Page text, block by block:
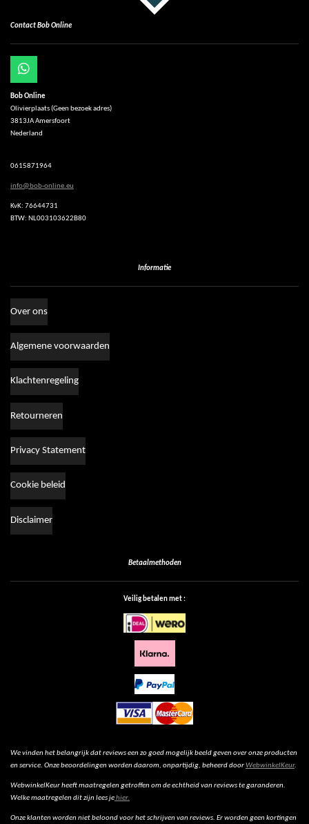
Contact Bob Online
W
h
a
t
s
A
p
Bob Online
Olivierplaats (Geen bezoek adres)
3813JA Amersfoort
Nederland
0615871964
info@bob-online.eu
KvK: 76644731
BTW: NL003103622B80
Informatie
Over ons
Algemene voorwaarden
Klachtenregeling
Retourneren
Privacy Statement
Cookie beleid
Disclaimer
Betaalmethoden
Veilig betalen met :
We vinden het belangrijk dat reviews een zo goed mogelijk beeld geven over onze producten
en service. Onze beoordelingen worden daarom, onpartijdig, beheerd doorWebwinkelKeur.
WebwinkelKeur heeft maatregelen getroffen om de echtheid van reviews te garanderen.
Welke maatregelen dit zijn lees jehier.
Onze klanten worden niet beloond voor het schrijven van reviews. Er worden geen kortingen